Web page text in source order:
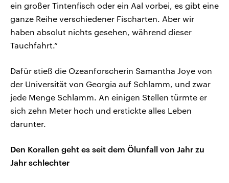
ein großer Tintenfisch oder ein Aal vorbei, es gibt eine
ganze Reihe verschiedener Fischarten. Aber wir
haben absolut nichts gesehen, während dieser
Tauchfahrt.“
Dafür stieß die Ozeanforscherin Samantha Joye von
der Universität von Georgia auf Schlamm, und zwar
jede Menge Schlamm. An einigen Stellen türmte er
sich zehn Meter hoch und erstickte alles Leben
darunter.
Den Korallen geht es seit dem Ölunfall von Jahr zu
Jahr schlechter